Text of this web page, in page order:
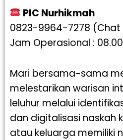
PIC Nurhikmah
0823-9964-7278 (Chat
Jam Operasional : 08.00
Mari bersama-sama
melestarikan warisan
leluhur melalui
dan digitalisasi naskah
atau keluarga memiliki